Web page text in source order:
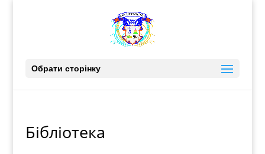
Обрати сторінку
Бібліотека